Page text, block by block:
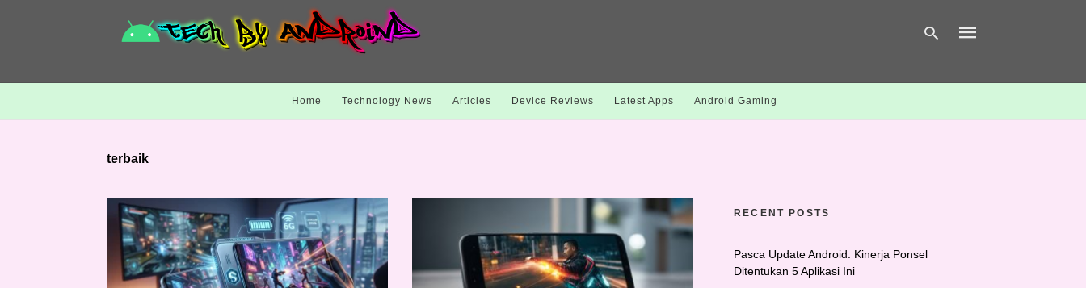
Home Technology News Articles Device Reviews Latest Apps Android Gaming
terbaik
RECENT POSTS
Pasca Update Android: Kinerja Ponsel
Ditentukan 5 Aplikasi Ini